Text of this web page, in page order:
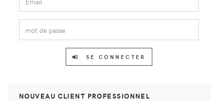
SE CONNECTER
NOUVEAU CLIENT PROFESSIONNEL